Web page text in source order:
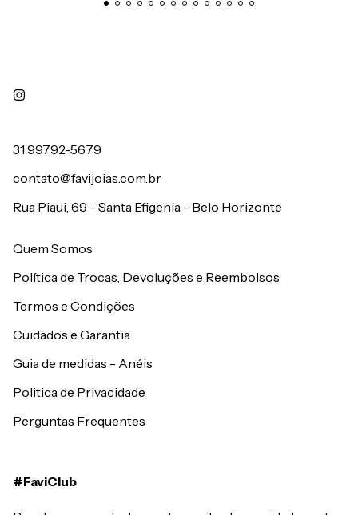
31 99792-5679
contato@favijoias.com.br
Rua Piaui, 69 - Santa Efigenia - Belo Horizonte
Quem Somos
Política de Trocas, Devoluções e Reembolsos
Termos e Condições
Cuidados e Garantia
Guia de medidas - Anéis
Politica de Privacidade
Perguntas Frequentes
#FaviClub